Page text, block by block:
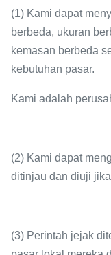
(1) Kami dapat
berbeda, ukuran
kemasan berbeda
kebutuhan pasar.
Kami adalah
(2) Kami dapat
ditinjau dan diuji
(3) Perintah jejak